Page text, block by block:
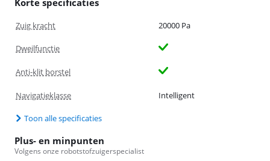
Korte specificaties
Zuig kracht 20000 Pa
Dweilfunctie
Anti-klit borstel
Navigatieklasse Intelligent
Toon alle specificaties
Plus- en minpunten
Volgens onze robotstofzuigerspecialist